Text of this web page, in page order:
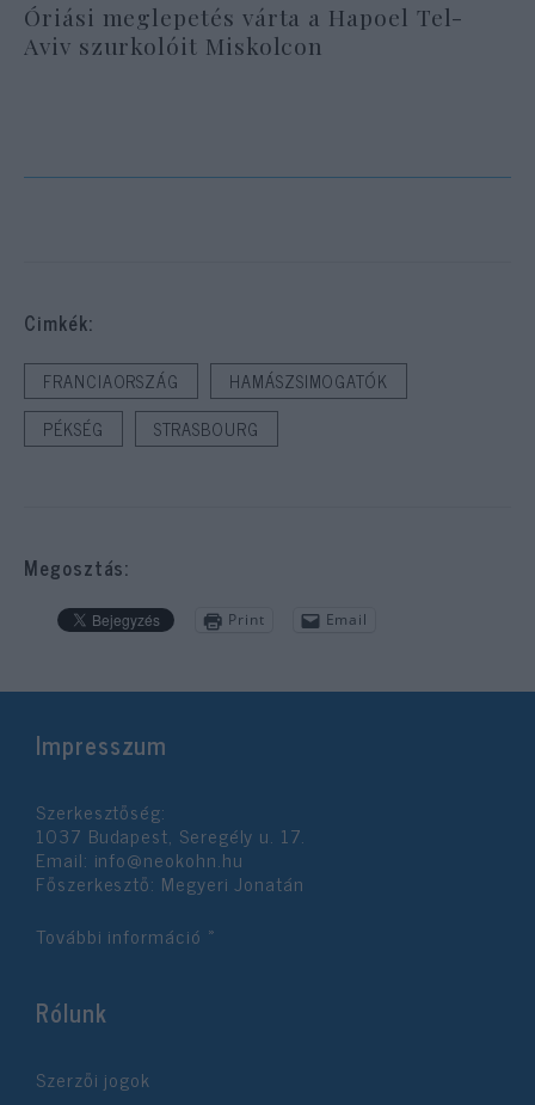
Óriási meglepetés várta a Hapoel Tel-
Aviv szurkolóit Miskolcon
Cimkék:
FRANCIAORSZÁG
HAMÁSZSIMOGATÓK
PÉKSÉG
STRASBOURG
Megosztás:
Print Email
Impresszum
Szerkesztőség:
1037 Budapest, Seregély u. 17.
Email: info@neokohn.hu
Főszerkesztő: Megyeri Jonatán
További információ »
Rólunk
Szerzői jogok